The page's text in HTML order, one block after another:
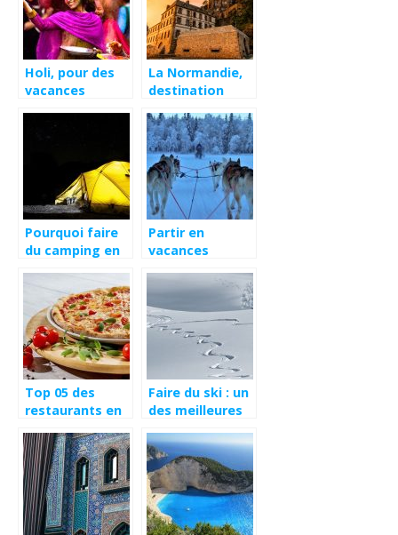
Holi, pour des
vacances
La Normandie,
destination
été
Pourquoi faire
du camping en
Partir en
vacances
Top 05 des
restaurants en
d’excellentes
pizzas
Faire du ski : un
des meilleures
pas rater dans
les Alpes